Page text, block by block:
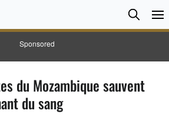
Sponsored
Search
du Mozambique sauvent
du sang